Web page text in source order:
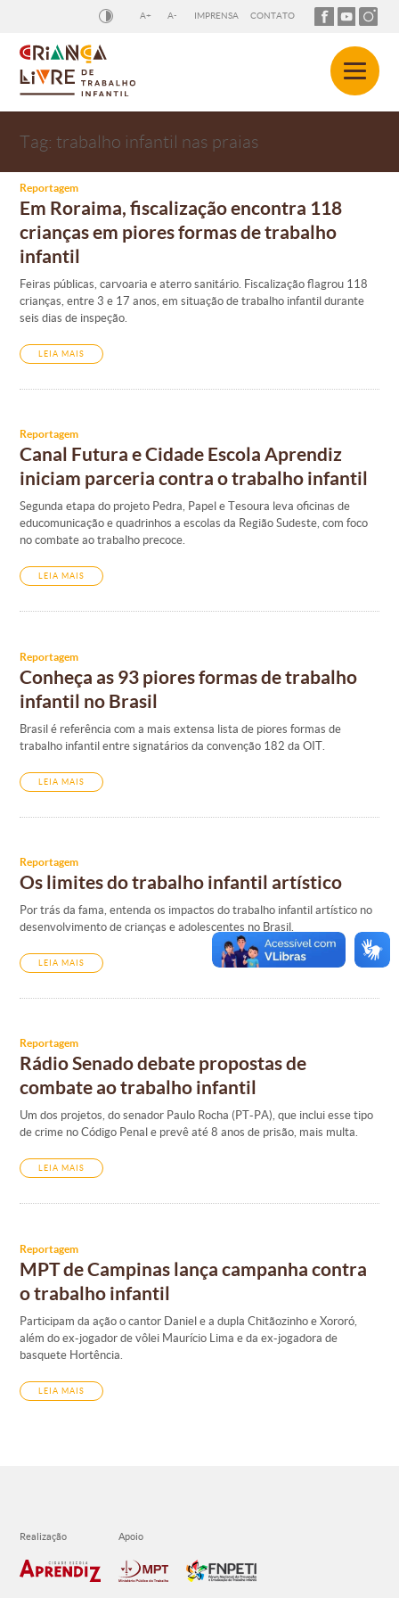
A+ A- IMPRENSA CONTATO
Tag: trabalho infantil nas praias
Reportagem
Em Roraima, fiscalização encontra 118
crianças em piores formas de trabalho
infantil
Feiras públicas, carvoaria e aterro sanitário. Fiscalização flagrou 118
crianças, entre 3 e 17 anos, em situação de trabalho infantil durante
seis dias de inspeção.
LEIA MAIS
Reportagem
Canal Futura e Cidade Escola Aprendiz
iniciam parceria contra o trabalho infantil
Segunda etapa do projeto Pedra, Papel e Tesoura leva oficinas de
educomunicação e quadrinhos a escolas da Região Sudeste, com foco
no combate ao trabalho precoce.
LEIA MAIS
Reportagem
Conheça as 93 piores formas de trabalho
infantil no Brasil
Brasil é referência com a mais extensa lista de piores formas de
trabalho infantil entre signatários da convenção 182 da OIT.
LEIA MAIS
Reportagem
Os limites do trabalho infantil artístico
Por trás da fama, entenda os impactos do trabalho infantil artístico no
desenvolvimento de crianças e adolescentes no Brasil.
LEIA MAIS
Reportagem
Rádio Senado debate propostas de
combate ao trabalho infantil
Um dos projetos, do senador Paulo Rocha (PT-PA), que inclui esse tipo
de crime no Código Penal e prevê até 8 anos de prisão, mais multa.
LEIA MAIS
Reportagem
MPT de Campinas lança campanha contra
o trabalho infantil
Participam da ação o cantor Daniel e a dupla Chitãozinho e Xororó,
além do ex-jogador de vôlei Maurício Lima e da ex-jogadora de
basquete Hortência.
LEIA MAIS